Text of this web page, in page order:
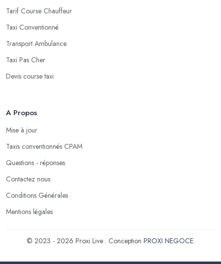
Tarif Course Chauffeur
Taxi Conventionné
Transport Ambulance
Taxi Pas Cher
Devis course taxi
A Propos
Mise à jour
Taxis conventionnés CPAM
Questions - réponses
Contactez nous
Conditions Générales
Mentions légales
© 2023 - 2026 Proxi Live . Conception PROXI NEGOCE.